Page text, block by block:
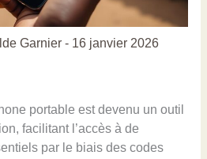
Garnier - 16 janvier 2026
portable est devenu un outil
facilitant l’accès à de
par le biais des codes